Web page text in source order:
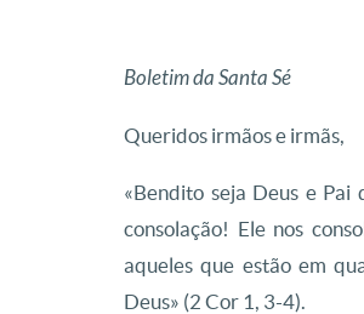
Boletim da Santa Sé
Queridos irmãos e irmãs,
«Bendito seja Deus e Pai
consolação! Ele nos
aqueles que estão em
Deus» (2 Cor 1, 3-4).